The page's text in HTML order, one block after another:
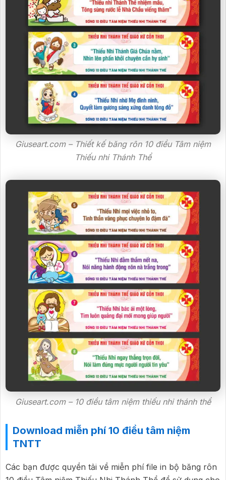
Giuseart.com – Thiết kế băng rôn 10 điều Tâm niệm
Thiếu nhi Thánh Thể
Giuseart.com – 10 điều tâm niệm thiếu nhi thánh thể
Download miễn phí 10 điều tâm niệm
TNTT
Các bạn được quyền tải về miễn phí file in bộ băng rôn